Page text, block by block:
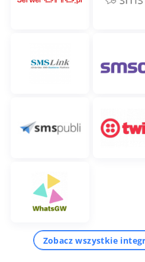
Zobacz wszystkie